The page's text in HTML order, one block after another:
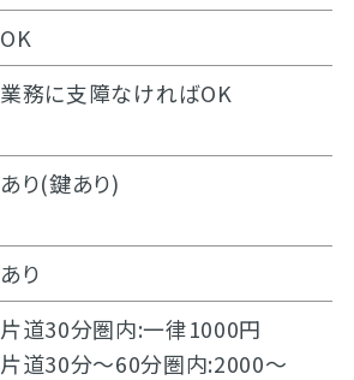
OK
業務に支障なければOK
あり(鍵あり)
あり
片道30分圏内:一律1000円
片道30分～60分圏内:2000～